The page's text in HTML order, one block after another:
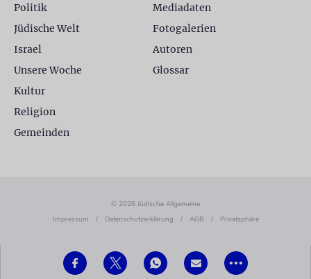
•••
Politik
Jüdische Welt
Israel
Unsere Woche
Kultur
Religion
Gemeinden
Mediadaten
Fotogalerien
Autoren
Glossar
© 2026 Jüdische Allgemeine
Impressum
/ Datenschutzerklärung / AGB / Privatsphäre